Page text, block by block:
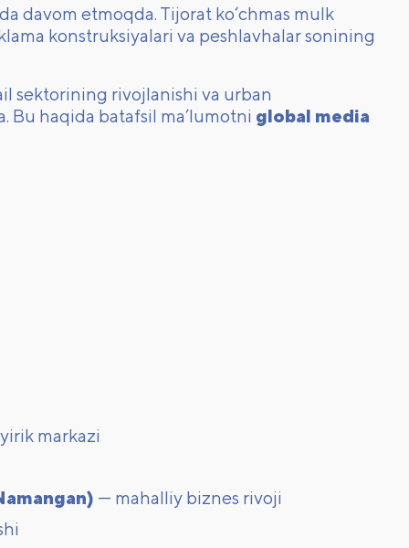
davom etmoqda. Tijorat ko‘chmas mulk
konstruksiyalari va peshlavhalar sonining
sektorining rivojlanishi va urban
Bu haqida batafsil ma’lumotni global media
markazi
— mahalliy biznes rivoji